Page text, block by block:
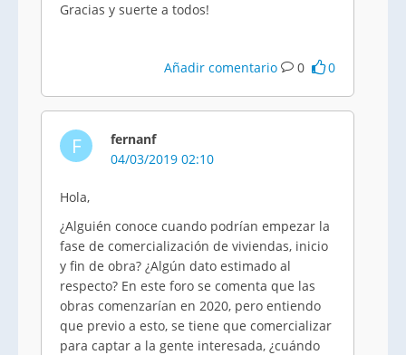
Gracias y suerte a todos!
Añadir comentario 0 0
F
fernanf
04/03/2019 02:10
Hola,
¿Alguién conoce cuando podrían empezar la
fase de comercialización de viviendas, inicio
y fin de obra? ¿Algún dato estimado al
respecto? En este foro se comenta que las
obras comenzarían en 2020, pero entiendo
que previo a esto, se tiene que comercializar
para captar a la gente interesada, ¿cuándo